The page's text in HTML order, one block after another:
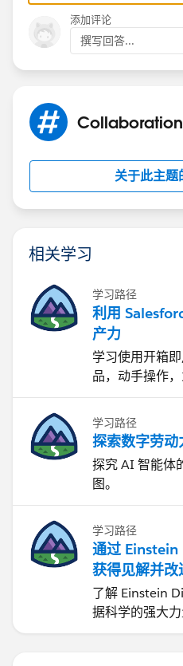
添加评论
撰写回答...
Collaboration
关于此主题
相关学习
学习路径
利用
产力
学习使用开箱
品，动手操作
学习路径
探索数字劳动
探究 AI 智能体
图。
学习路径
通过 Einstein
获得见解并改
了解 Einstein
据科学的强大力